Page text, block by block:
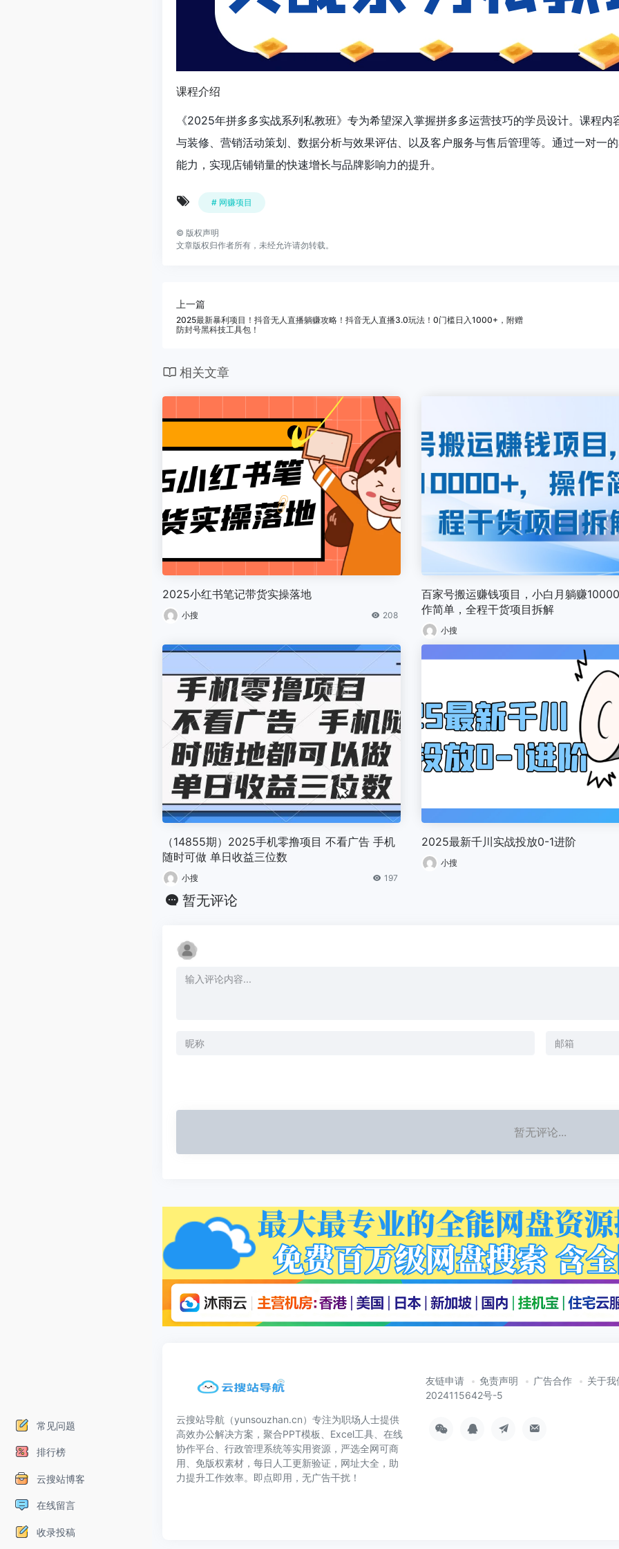
常见问题
排行榜
云搜站博客
在线留言
收录投稿
课程介绍
《2025年拼多多实战系列私教班》专为希望深入掌握拼多多运营技巧的学员设计。课程
与装修、营销活动策划、数据分析与效果评估、以及客户服务与售后管理等。通过一对一
能力，实现店铺销量的快速增长与品牌影响力的提升。
# 网赚项目
© 版权声明
文章版权归作者所有，未经允许请勿转载。
上一篇
2025最新暴利项目！抖音无人直播躺赚攻略！抖音无人直播3.0玩法！0门槛日入1000+，附赠
防封号黑科技工具包！
相关文章
2025小红书笔记带货实操落地
小搜 208
百家号搬运赚钱项目，小白月躺赚
作简单，全程干货项目拆解
小搜
（14855期）2025手机零撸项目 不看广告 手机
随时可做 单日收益三位数
小搜 197
2025最新千川实战投放0-1进阶
小搜
暂无评论
暂无评论...
云搜站导航（yunsouzhan.cn）专注为职场人士提供
高效办公解决方案，聚合PPT模板、Excel工具、在线
协作平台、行政管理系统等实用资源，严选全网可商
用、免版权素材，每日人工更新验证，网址大全，助
力提升工作效率。即点即用，无广告干扰！
友链申请 免责声明 广告合作
关于我
2024115642号-5